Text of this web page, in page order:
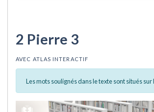
2 Pierre 3
AVEC ATLAS INTERACTIF
Les mots soulignés dans le texte sont situés sur